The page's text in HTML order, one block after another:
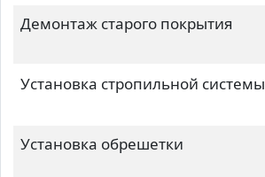
Демонтаж старого покрытия
Установка стропильной системы
Установка обрешетки